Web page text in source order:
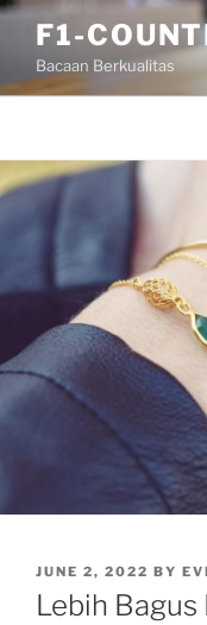
Skip
content
F1-
Bacaan Berkualitas
POSTED
ON
JUNE 2, 2022 BY
Lebih Bagus